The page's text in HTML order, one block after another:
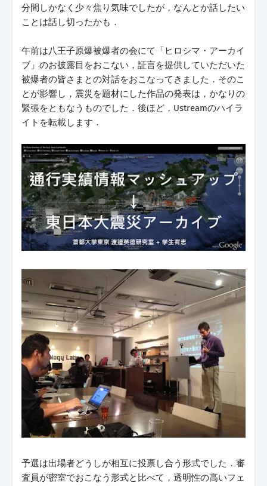
分間しかなく少々焦り気味でしたが，なんとか話したい
ことは話し切ったかも．
午前は八王子原爆被爆者の会にて「ヒロシマ・アーカイ
ブ」のお披露目をおこない，証言を提供していただいた
被爆者の皆さまとの対話をおこなってきました．そのこ
とが影響し，震災を題材にした作品の発表は，かなりの
緊張をともなうものでした．後ほど，Ustreamのハイラ
イトを転載します．
予選は出場者どうしが相互に投票し合う形式でした．審
査員が密室でおこなう形式と比べて，透明性の高いフェ